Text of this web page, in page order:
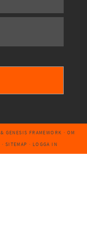
& GENESIS FRAMEWORK · OM
· SITEMAP · LOGGA IN